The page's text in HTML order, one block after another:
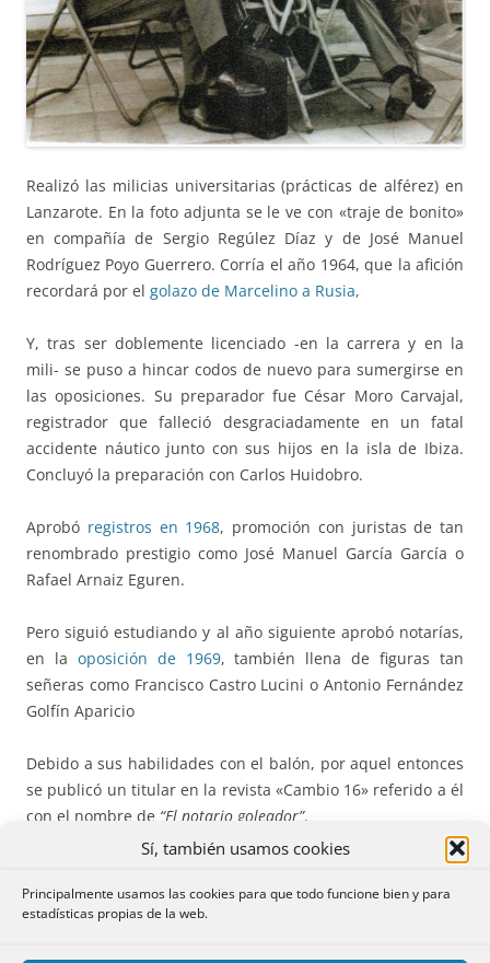
Sí, también usamos cookies
Principalmente usamos las cookies para que todo funcione bien y para
estadísticas propias de la web.
Realizó las milicias universitarias (prácticas de alférez) en
Lanzarote. En la foto adjunta se le ve con «traje de bonito»
en compañía de Sergio Regúlez Díaz y de José Manuel
Rodríguez Poyo Guerrero. Corría el año 1964, que la afición
recordará por el golazo de Marcelino a Rusia,
Y, tras ser doblemente licenciado -en la carrera y en la
mili- se puso a hincar codos de nuevo para sumergirse en
las oposiciones. Su preparador fue César Moro Carvajal,
registrador que falleció desgraciadamente en un fatal
accidente náutico junto con sus hijos en la isla de Ibiza.
Concluyó la preparación con Carlos Huidobro.
Aprobó registros en 1968, promoción con juristas de tan
renombrado prestigio como José Manuel García García o
Rafael Arnaiz Eguren.
Pero siguió estudiando y al año siguiente aprobó notarías,
en la oposición de 1969, también llena de figuras tan
señeras como Francisco Castro Lucini o Antonio Fernández
Golfín Aparicio
Debido a sus habilidades con el balón, por aquel entonces
se publicó un titular en la revista «Cambio 16» referido a él
con el nombre de “El notario goleador”.
venía por Madrid, solía acudir con un amigo a un gimnasio